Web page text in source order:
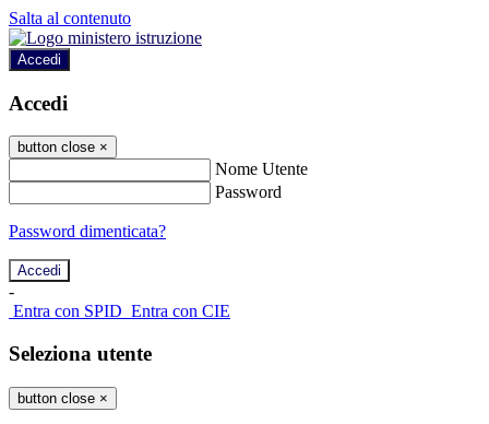
Salta al contenuto
Accedi
Accedi
button close ×
Nome Utente
Password
Password dimenticata?
-
Entra con SPID Entra con CIE
Seleziona utente
button close ×